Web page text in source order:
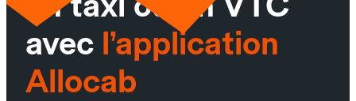
avec l’application
Allocab